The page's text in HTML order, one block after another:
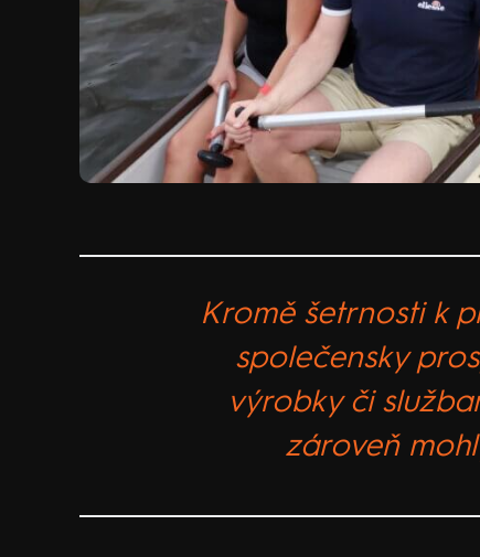
Kromě šetrnosti k
společensky
výrobky či
zároveň